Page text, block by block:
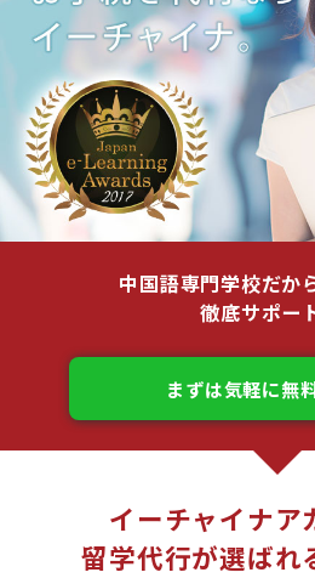
中国語専門学校だか
徹底サポー
まずは気軽に無
イーチャイナア
留学代行が選ばれ